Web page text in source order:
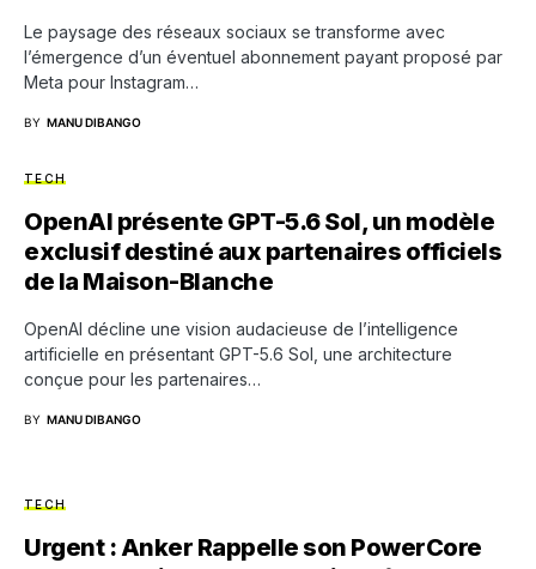
Le paysage des réseaux sociaux se transforme avec
l’émergence d’un éventuel abonnement payant proposé par
Meta pour Instagram…
BY MANU DIBANGO
TECH
OpenAI présente GPT-5.6 Sol, un modèle
exclusif destiné aux partenaires officiels
de la Maison-Blanche
OpenAI décline une vision audacieuse de l’intelligence
artificielle en présentant GPT-5.6 Sol, une architecture
conçue pour les partenaires…
BY MANU DIBANGO
TECH
Urgent : Anker Rappelle son PowerCore